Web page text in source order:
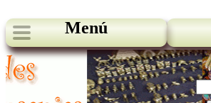
Menú